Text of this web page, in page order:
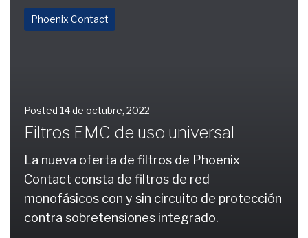
Phoenix Contact
Posted 14 de octubre, 2022
Filtros EMC de uso universal
La nueva oferta de filtros de Phoenix
Contact consta de filtros de red
monofásicos con y sin circuito de protección
contra sobretensiones integrado.